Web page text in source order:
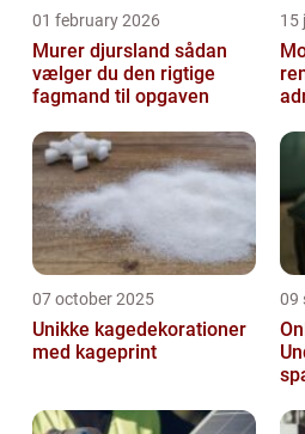
01 february 2026
Murer djursland sådan
vælger du den rigtige
fagmand til opgaven
15
07 october 2025
Unikke kagedekorationer
med kageprint
09